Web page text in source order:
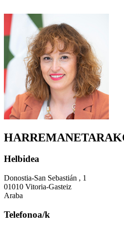
Helbidea
Donostia-San Sebastián , 1
01010 Vitoria-Gasteiz
Araba
Telefonoa/k